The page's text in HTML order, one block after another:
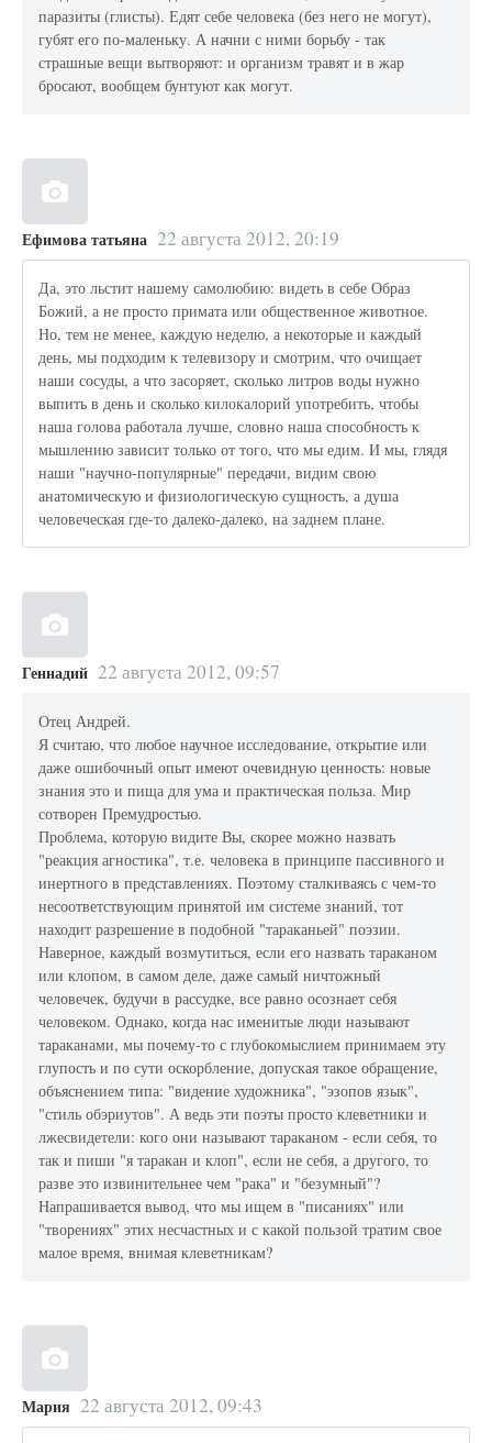
паразиты (глисты). Едят себе человека (без него не могут),
губят его по-маленьку. А начни с ними борьбу - так
страшные вещи вытворяют: и организм травят и в жар
бросают, вообщем бунтуют как могут.
Ефимова татьяна 22 августа 2012, 20:19
Да, это льстит нашему самолюбию: видеть в себе Образ
Божий, а не просто примата или общественное животное.
Но, тем не менее, каждую неделю, а некоторые и каждый
день, мы подходим к телевизору и смотрим, что очищает
наши сосуды, а что засоряет, сколько литров воды нужно
выпить в день и сколько килокалорий употребить, чтобы
наша голова работала лучше, словно наша способность к
мышлению зависит только от того, что мы едим. И мы, глядя
наши "научно-популярные" передачи, видим свою
анатомическую и физиологическую сущность, а душа
человеческая где-то далеко-далеко, на заднем плане.
Геннадий 22 августа 2012, 09:57
Отец Андрей.
Я считаю, что любое научное исследование, открытие или
даже ошибочный опыт имеют очевидную ценность: новые
знания это и пища для ума и практическая польза. Мир
сотворен Премудростью.
Проблема, которую видите Вы, скорее можно назвать
"реакция агностика", т.е. человека в принципе пассивного и
инертного в представлениях. Поэтому сталкиваясь с чем-то
несоответствующим принятой им системе знаний, тот
находит разрешение в подобной "тараканьей" поэзии.
Наверное, каждый возмутиться, если его назвать тараканом
или клопом, в самом деле, даже самый ничтожный
человечек, будучи в рассудке, все равно осознает себя
человеком. Однако, когда нас именитые люди называют
тараканами, мы почему-то с глубокомыслием принимаем эту
глупость и по сути оскорбление, допуская такое обращение,
объяснением типа: "видение художника", "эзопов язык",
"стиль обэриутов". А ведь эти поэты просто клеветники и
лжесвидетели: кого они называют тараканом - если себя, то
так и пиши "я таракан и клоп", если не себя, а другого, то
разве это извинительнее чем "рака" и "безумный"?
Напрашивается вывод, что мы ищем в "писаниях" или
"творениях" этих несчастных и с какой пользой тратим свое
малое время, внимая клеветникам?
Мария 22 августа 2012, 09:43